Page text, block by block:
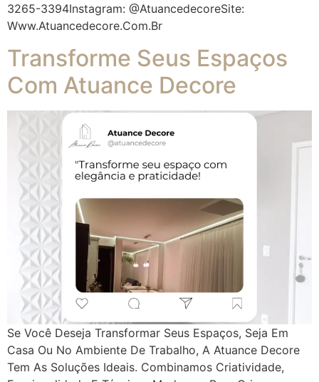
3265-3394Instagram: @atuancedecoreSite:
Www.atuancedecore.com.br
Transforme Seus Espaços
Com Atuance Decore
Se Você Deseja Transformar Seus Espaços, Seja Em
Casa Ou No Ambiente De Trabalho, A Atuance Decore
Tem As Soluções Ideais. Combinamos Criatividade,